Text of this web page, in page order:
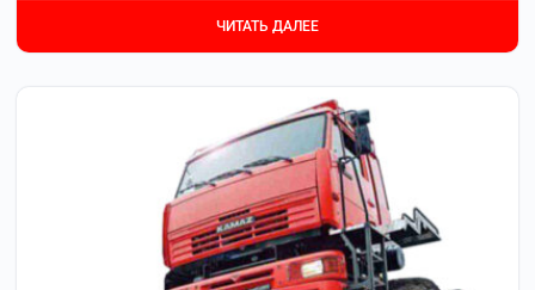
ЧИТАТЬ ДАЛЕЕ